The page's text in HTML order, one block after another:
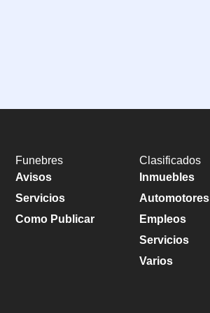
Funebres
Avisos
Servicios
Como Publicar
Clasificados
Inmuebles
Automotores
Empleos
Servicios
Varios